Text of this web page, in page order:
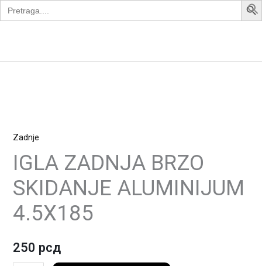
Search
for:
Skip
to
Zadnje
IGLA ZADNJA BRZO
SKIDANJE ALUMINIJUM
4.5X185
250 рсд
BRZO
SKIDANJE
ALUMINIJUM
4.5X185